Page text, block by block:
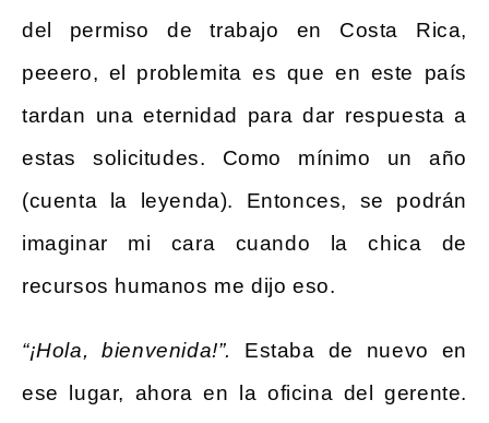
del permiso de trabajo en Costa Rica,
peeero, el problemita es que en este país
tardan una eternidad para dar respuesta a
estas solicitudes. Como mínimo un año
(cuenta la leyenda). Entonces, se podrán
imaginar mi cara cuando la chica de
recursos humanos me dijo eso.
“¡Hola, bienvenida!”.
Estaba de nuevo en
ese lugar, ahora en la oficina del gerente.